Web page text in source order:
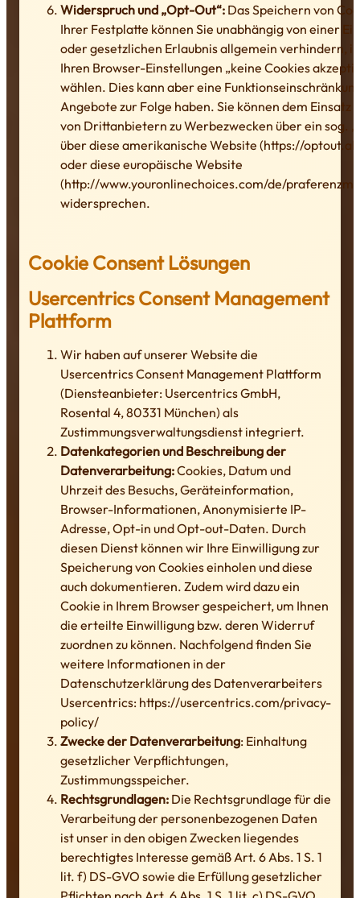
Widerspruch und „Opt-Out“: Das Speichern von
Ihrer Festplatte können Sie unabhängig von einer
oder gesetzlichen Erlaubnis allgemein verhindern,
Ihren Browser-Einstellungen „keine Cookies
wählen. Dies kann aber eine
Angebote zur Folge haben. Sie können dem Einsatz
von Drittanbietern zu Werbezwecken über ein sog.
über diese amerikanische Website (https://
oder diese europäische Website
(http://www.youronlinechoices.com/de/
widersprechen.
Cookie Consent Lösungen
Usercentrics Consent Management
Plattform
Wir haben auf unserer Website die
Usercentrics Consent Management Plattform
(Diensteanbieter: Usercentrics GmbH,
Rosental 4, 80331 München) als
Zustimmungsverwaltungsdienst integriert.
Datenkategorien und Beschreibung der
Datenverarbeitung:Cookies, Datum und
Uhrzeit des Besuchs, Geräteinformation,
Browser-Informationen, Anonymisierte IP-
Adresse, Opt-in und Opt-out-Daten. Durch
diesen Dienst können wir Ihre Einwilligung zur
Speicherung von Cookies einholen und diese
auch dokumentieren. Zudem wird dazu ein
Cookie in Ihrem Browser gespeichert, um Ihnen
die erteilte Einwilligung bzw. deren Widerruf
zuordnen zu können. Nachfolgend finden Sie
weitere Informationen in der
Datenschutzerklärung des Datenverarbeiters
Usercentrics: https://usercentrics.com/privacy-
policy/
Zwecke der Datenverarbeitung: Einhaltung
gesetzlicher Verpflichtungen,
Zustimmungsspeicher.
Rechtsgrundlagen:Die Rechtsgrundlage für die
Verarbeitung der personenbezogenen Daten
ist unser in den obigen Zwecken liegendes
berechtigtes Interesse gemäß Art. 6 Abs. 1 S. 1
lit. f) DS-GVO sowie die Erfüllung gesetzlicher